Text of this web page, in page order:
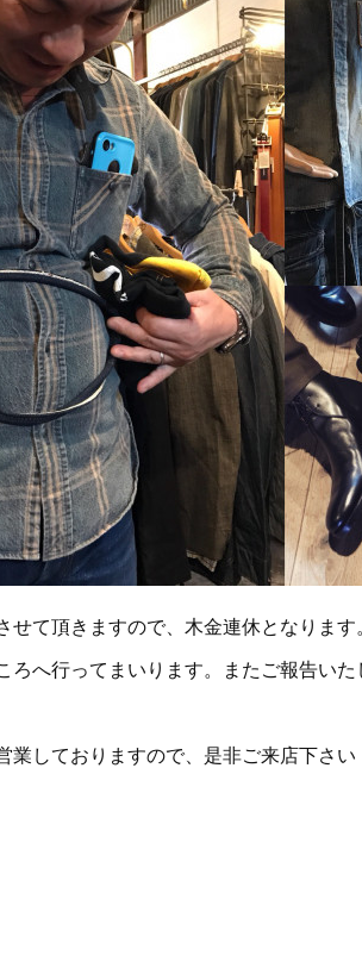
て頂きますので、木金連休となります。
ろへ行ってまいります。またご報告いた
業しておりますので、是非ご来店下さい